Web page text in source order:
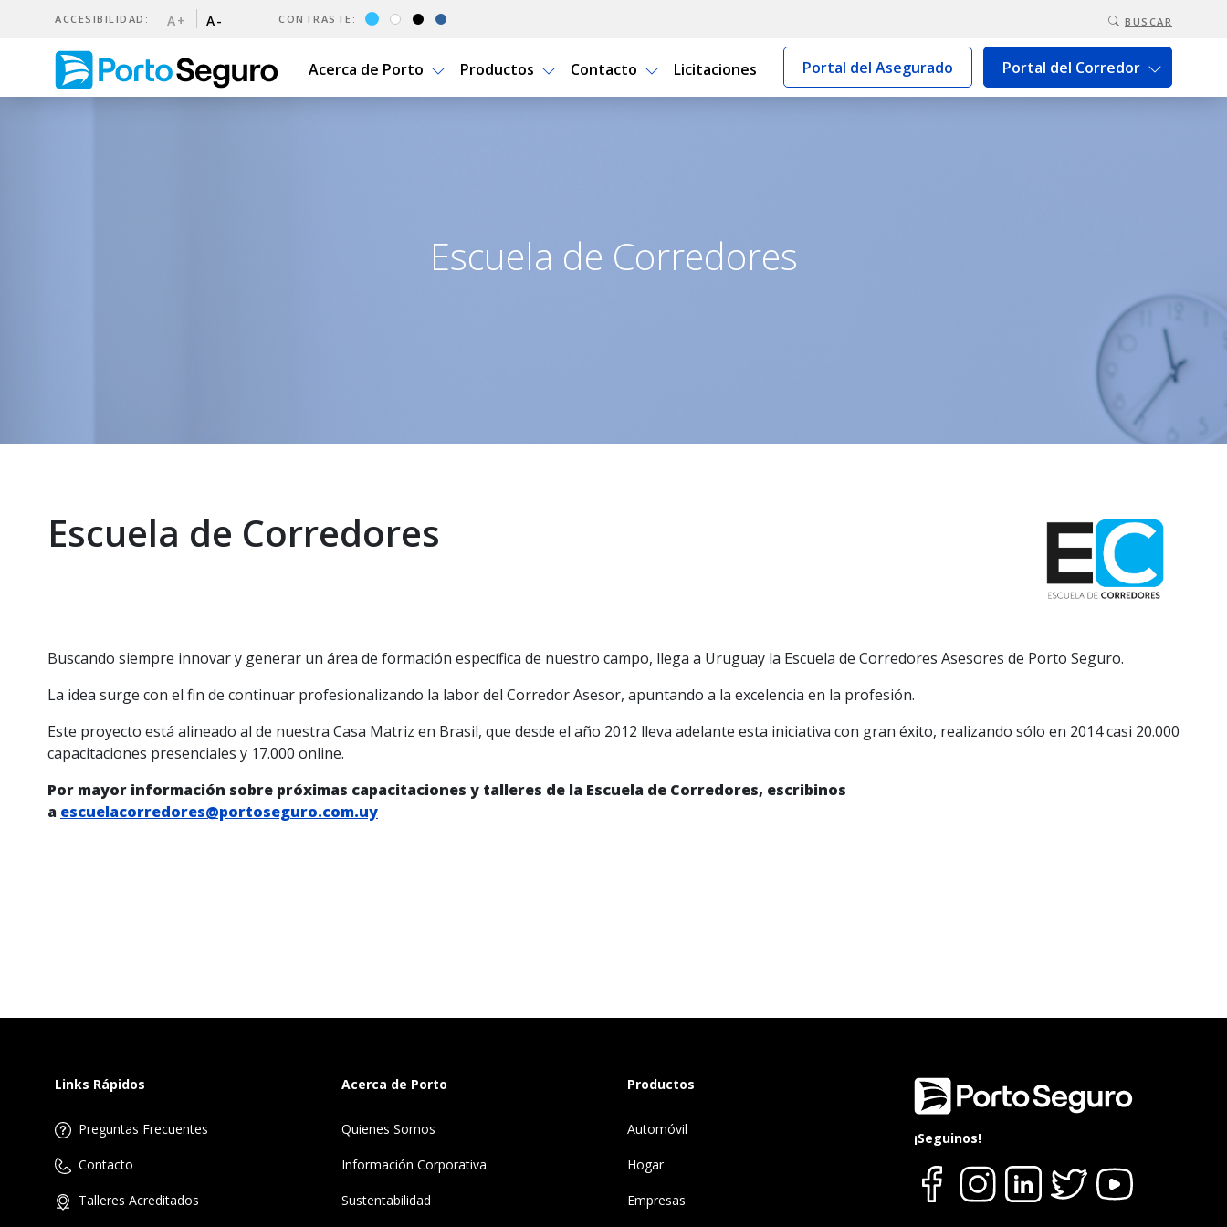
BUSCAR
ACCESIBILIDAD: A+ A- CONTRASTE:
Acerca de Porto Productos Contacto Licitaciones Portal del Asegurado Portal del Corredor
Escuela de Corredores | Porto Seguro Uruguay
Escuela de Corredores
Escuela de Corredores
Buscando siempre innovar y generar un área de formación específica de nuestro campo, llega a Uruguay la Escuela de Corredores Asesores de Porto Seguro.
La idea surge con el fin de continuar profesionalizando la labor del Corredor Asesor, apuntando a la excelencia en la profesión.
Este proyecto está alineado al de nuestra Casa Matriz en Brasil, que desde el año 2012 lleva adelante esta iniciativa con gran éxito, realizando sólo en 2014 casi 20.000
capacitaciones presenciales y 17.000 online.
Por mayor información sobre próximas capacitaciones y talleres de la Escuela de Corredores, escribinos
a escuelacorredores@portoseguro.com.uy
Links Rápidos
Preguntas Frecuentes
Contacto
Talleres Acreditados
Acerca de Porto
Quienes Somos
Información Corporativa
Sustentabilidad
Productos
Automóvil
Hogar
Empresas
¡Seguinos!